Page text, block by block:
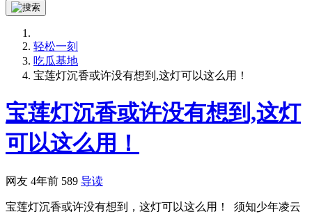
轻松一刻
吃瓜基地
宝莲灯沉香或许没有想到,这灯可以这么用！
宝莲灯沉香或许没有想到,这灯
可以这么用！
网友 4年前 589 导读
宝莲灯沉香或许没有想到，这灯可以这么用！ 须知少年凌云